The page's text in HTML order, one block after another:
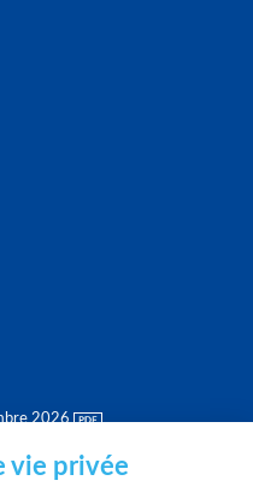
2026
vie privée